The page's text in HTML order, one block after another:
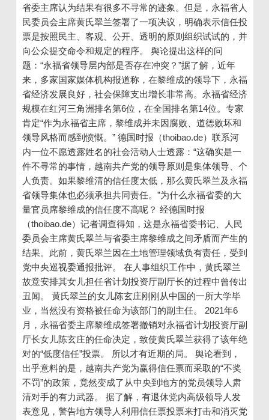
省委主席认为结果有很多不寻常的迹象。但是，永福省人
民委员会主席黄氏翠兰签署了一项决议，明确表示信任投
票是按照民主、客观、公开、透明的原则组织试试的，并
向公众提交命令和规定的程序。 舆论提出这样的问
题：“永福省领导层内部是否存在冲突？”据了解，近年
来，多家国家媒体机构报道称，在黎维成的领导下，永福
省经济发展良好，社会保障支出增长非常高。永福省经济
规模在红河三角洲排名第6位，在全国排名第14位。专家
肯定“作为永福省主席，黎维成并未因腐败、道德败坏和
领导风格而感到愤慨。” 德国时报（thoibao.de）联系河
内一位不愿透露姓名的社会活动人士透露：“这确实是一
件不寻常的事情，越南共产党的领导原则是集体领导、个
人负责。如果黎维清的信任度太低，那么黄氏翠兰及永福
省领导集体也必须承担共同责任。”为什么永福省委的大
量官员席黎维成的信任度不高呢？ 经德国时报
（thoibao.de）记者调查得知，这是永福省委书记、人民
委员会主席黄氏翠兰与省委主席黎维成之间矛盾而产生的
结果。此前，黄氏翠兰因在土地管理领域负有责任，受到
党中央巡视委通报批评。 在人事组织工作中，黄氏翠兰
故意安排其女儿担任省计划投资厅副厅长的过程中曾传出
丑闻。 黄氏翠兰的女儿陈玄庄刚刚从中国的一所大学毕
业，当然没有资格被任命为该部门的副主任。 2021年6
月，永福省委主席黎维成签署撤销对永福省计划投资厅副
厅长女儿陈玄庄的任命决定，致使黄氏翠兰获得了该年绝
对的“低度信任”投票。 所以才有近期的局。 舆论看到，
出乎意料的是，越南共产党为赢得信任票而采取的“不奖
不罚”的政策，竟然变成了从中央到地方的党员领导人肃
清对手的有力武器。 据了解，有退休党内高级领导人发
表意见，警告地方领导人利用信任票投票来打击和消灭党